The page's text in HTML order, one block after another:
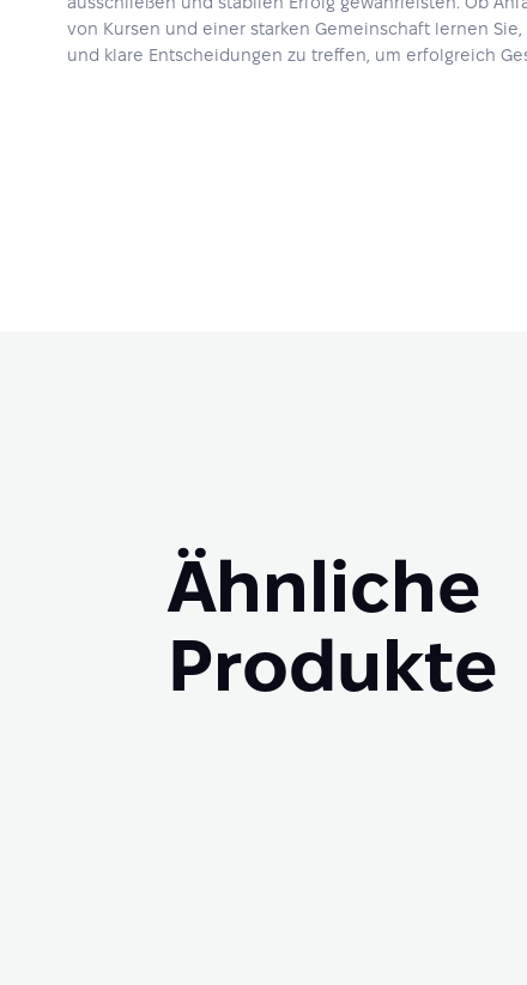
von Kursen und einer starken Gemeinschaft lernen
und klare Entscheidungen zu treffen, um erfolgreich
Ähnliche
Produkte